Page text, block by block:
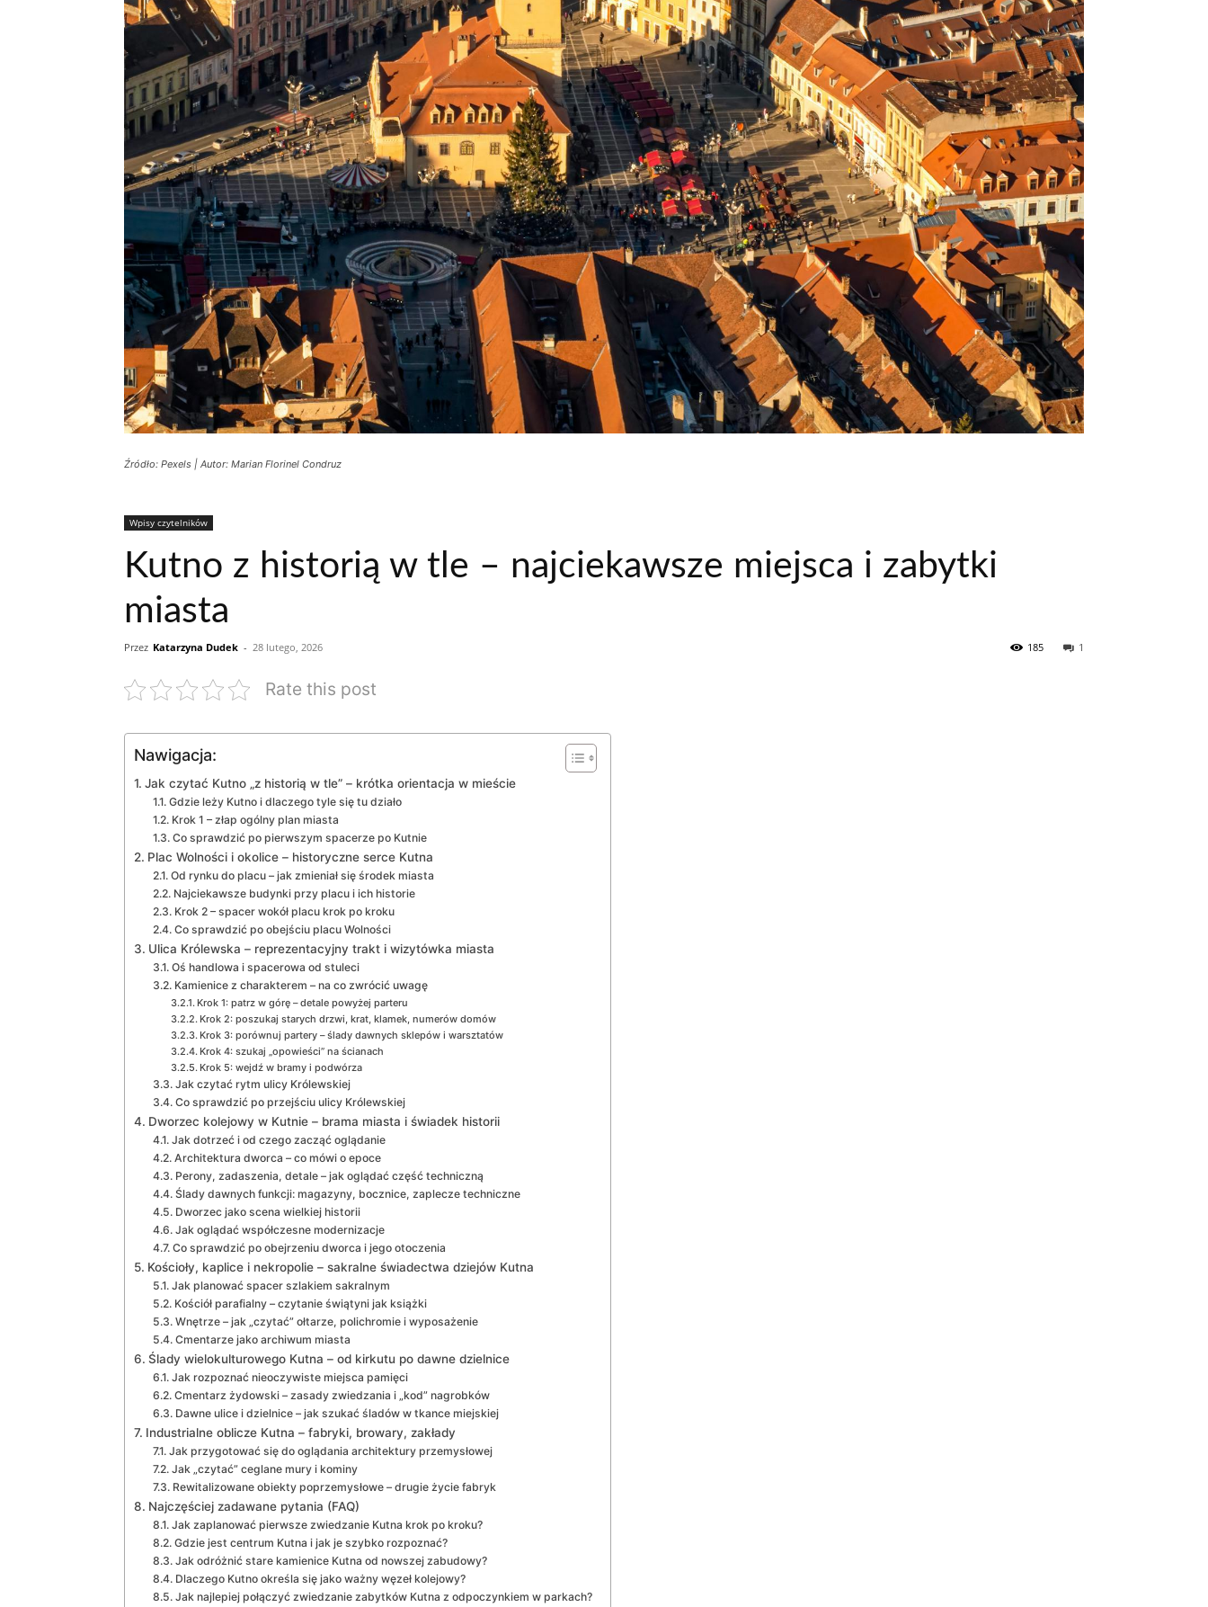
Źródło: Pexels | Autor: Marian Florinel Condruz
Wpisy czytelników
Kutno z historią w tle – najciekawsze miejsca i zabytki
miasta
Przez Katarzyna Dudek - 28 lutego, 2026 1
185
Rate this post
Nawigacja:
Jak czytać Kutno „z historią w tle” – krótka orientacja w mieście
Gdzie leży Kutno i dlaczego tyle się tu działo
Krok 1 – złap ogólny plan miasta
Co sprawdzić po pierwszym spacerze po Kutnie
Plac Wolności i okolice – historyczne serce Kutna
Od rynku do placu – jak zmieniał się środek miasta
Najciekawsze budynki przy placu i ich historie
Krok 2 – spacer wokół placu krok po kroku
Co sprawdzić po obejściu placu Wolności
Ulica Królewska – reprezentacyjny trakt i wizytówka miasta
Oś handlowa i spacerowa od stuleci
Kamienice z charakterem – na co zwrócić uwagę
Krok 1: patrz w górę – detale powyżej parteru
Krok 2: poszukaj starych drzwi, krat, klamek, numerów domów
Krok 3: porównuj partery – ślady dawnych sklepów i warsztatów
Krok 4: szukaj „opowieści” na ścianach
Krok 5: wejdź w bramy i podwórza
Jak czytać rytm ulicy Królewskiej
Co sprawdzić po przejściu ulicy Królewskiej
Dworzec kolejowy w Kutnie – brama miasta i świadek historii
Jak dotrzeć i od czego zacząć oglądanie
Architektura dworca – co mówi o epoce
Perony, zadaszenia, detale – jak oglądać część techniczną
Ślady dawnych funkcji: magazyny, bocznice, zaplecze techniczne
Dworzec jako scena wielkiej historii
Jak oglądać współczesne modernizacje
Co sprawdzić po obejrzeniu dworca i jego otoczenia
Kościoły, kaplice i nekropolie – sakralne świadectwa dziejów Kutna
Jak planować spacer szlakiem sakralnym
Kościół parafialny – czytanie świątyni jak książki
Wnętrze – jak „czytać” ołtarze, polichromie i wyposażenie
Cmentarze jako archiwum miasta
Ślady wielokulturowego Kutna – od kirkutu po dawne dzielnice
Jak rozpoznać nieoczywiste miejsca pamięci
Cmentarz żydowski – zasady zwiedzania i „kod” nagrobków
Dawne ulice i dzielnice – jak szukać śladów w tkance miejskiej
Industrialne oblicze Kutna – fabryki, browary, zakłady
Jak przygotować się do oglądania architektury przemysłowej
Jak „czytać” ceglane mury i kominy
Rewitalizowane obiekty poprzemysłowe – drugie życie fabryk
Najczęściej zadawane pytania (FAQ)
Jak zaplanować pierwsze zwiedzanie Kutna krok po kroku?
Gdzie jest centrum Kutna i jak je szybko rozpoznać?
Jak odróżnić stare kamienice Kutna od nowszej zabudowy?
Dlaczego Kutno określa się jako ważny węzeł kolejowy?
Jak najlepiej połączyć zwiedzanie zabytków Kutna z odpoczynkiem w parkach?